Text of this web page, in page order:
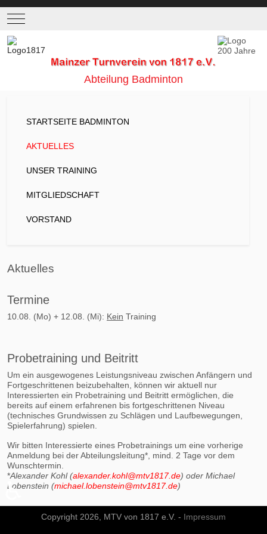
Mobile Menu Toggle
Abteilung Badminton
STARTSEITE BADMINTON
AKTUELLES
UNSER TRAINING
MITGLIEDSCHAFT
VORSTAND
Aktuelles
Termine
10.08. (Mo) + 12.08. (Mi): Kein Training
Probetraining und Beitritt
Um ein ausgewogenes Leistungsniveau zwischen Anfängern und
Fortgeschrittenen beizubehalten, können wir aktuell nur
Interessierten ein Probetraining und Beitritt ermöglichen, die
bereits auf einem erfahrenen bis fortgeschrittenen Niveau
(technisches Grundwissen zu Schlägen und Laufbewegungen,
Spielerfahrung) spielen.
Wir bitten Interessierte eines Probetrainings um eine vorherige
Anmeldung bei der Abteilungsleitung*, mind. 2 Tage vor dem
Wunschtermin.
*Alexander Kohl (alexander.kohl@mtv1817.de) oder Michael
Lobenstein (michael.lobenstein@mtv1817.de)
Copyright 2026, MTV von 1817 e.V. - Impressum